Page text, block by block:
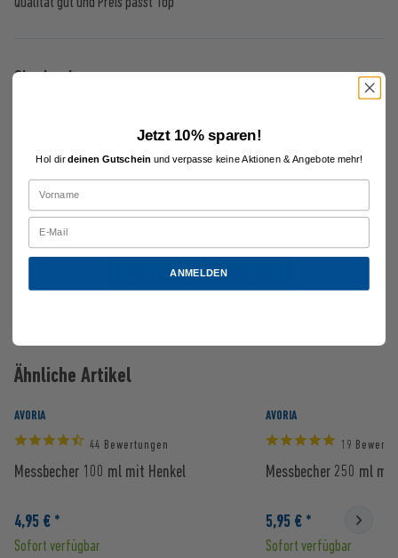
Shopkunde
Alles gut!
6 weitere Bewertungen laden
Ähnliche Artikel
AVORIA
44 Bewertungen
Messbecher 100 ml mit Henkel
4,95 € *
Sofort verfügbar
AVORIA
19
Messbecher 250 ml
5,95 € *
Sofort verfügbar
Jetzt 10% sparen!
Hol dirdeinen Gutschein und verpasse keine Aktionen & Angebote mehr!
ANMELDEN